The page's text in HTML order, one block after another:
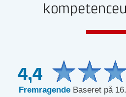
4,4
Fremragende Baseret på